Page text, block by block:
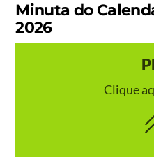
Minuta do
2026
Clique